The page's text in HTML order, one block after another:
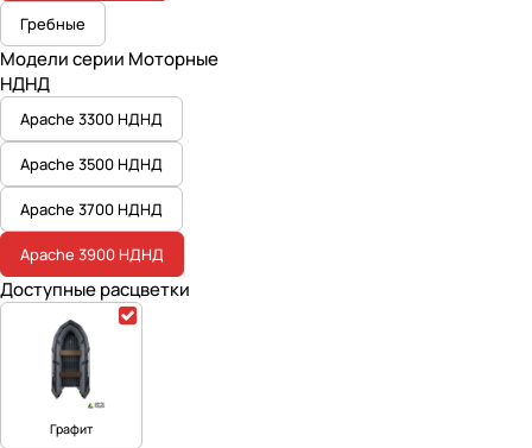
Гребные
Модели серии Моторные
НДНД
Apache 3300 НДНД
Apache 3500 НДНД
Apache 3700 НДНД
Apache 3900 НДНД
Доступные расцветки
Графит